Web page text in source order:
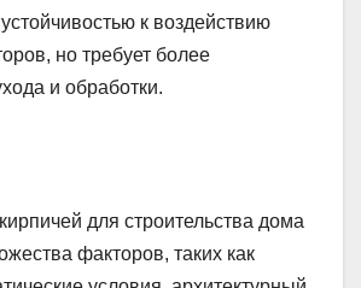
к воздействию
но требует более
и обработки.
для строительства дома
факторов, таких как